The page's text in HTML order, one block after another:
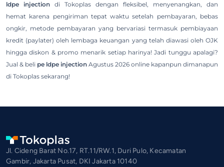
ldpe injection di Tokoplas dengan fleksibel, menyenangkan, dan
hemat karena pengiriman tepat waktu setelah pembayaran, bebas
ongkir, metode pembayaran yang bervariasi termasuk pembiayaan
kredit (paylater) oleh lembaga keuangan yang telah diawasi oleh OJK
hingga diskon & promo menarik setiap harinya! Jadi tunggu apalagi?
Jual & beli pe ldpe injection Agustus 2026 online kapanpun dimanapun
di Tokoplas sekarang!
Jl. Cideng Barat No.17, RT.11/RW.1, Duri Pulo, Kecamatan
Gambir, Jakarta Pusat, DKI Jakarta 10140